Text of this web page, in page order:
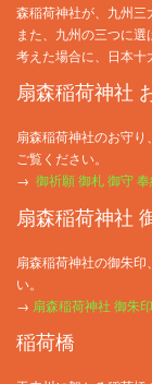
森稲荷神社が、九州三
また、九州の三つに
考えた場合に、日本十
扇森稲荷神社
扇森稲荷神社のお守り
ご覧ください。
→ 御祈願 御札 御守 奉
扇森稲荷神社
扇森稲荷神社の御朱
い。
→ 扇森稲荷神社 御朱印
稲荷橋